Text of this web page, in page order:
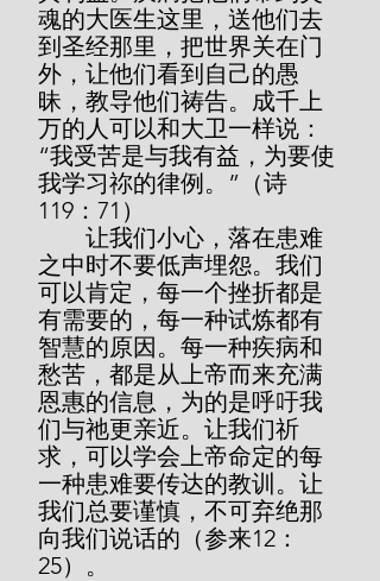
魂的大医生这里，送他们去
到圣经那里，把世界关在门
外，让他们看到自己的愚
昧，教导他们祷告。成千上
万的人可以和大卫一样说：
“我受苦是与我有益，为要使
我学习祢的律例。”（诗
119：71）
之中时不要低声埋怨。我们
可以肯定，每一个挫折都是
有需要的，每一种试炼都有
智慧的原因。每一种疾病和
愁苦，都是从上帝而来充满
恩惠的信息，为的是呼吁我
们与祂更亲近。让我们祈
求，可以学会上帝命定的每
一种患难要传达的教训。让
我们总要谨慎，不可弃绝那
向我们说话的（参来12：
25）。